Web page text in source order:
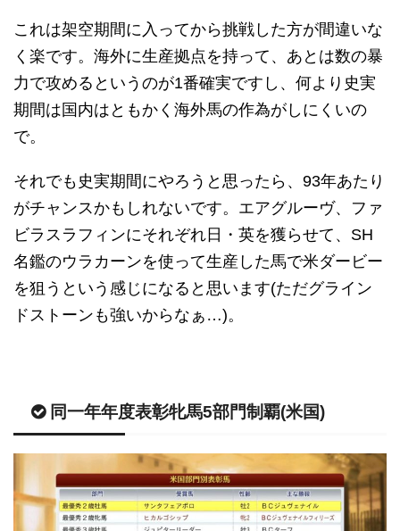
これは架空期間に入ってから挑戦した方が間違いな
く楽です。海外に生産拠点を持って、あとは数の暴
力で攻めるというのが1番確実ですし、何より史実
期間は国内はともかく海外馬の作為がしにくいの
で。
それでも史実期間にやろうと思ったら、93年あたり
がチャンスかもしれないです。エアグルーヴ、ファ
ビラスラフィンにそれぞれ日・英を獲らせて、SH
名鑑のウラカーンを使って生産した馬で米ダービー
を狙うという感じになると思います(ただグライン
ドストーンも強いからなぁ…)。
同一年年度表彰牝馬5部門制覇(米国)